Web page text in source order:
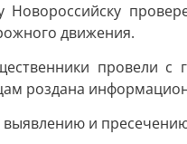
движения.
провели с
роздана
и